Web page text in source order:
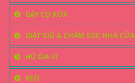
GẬY CỌ RỬA
GIẶT GIŨ & CHĂM SÓC NHÀ CỬA
HŨ GIA VỊ
KÉO